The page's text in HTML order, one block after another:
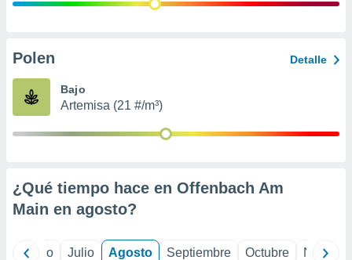
publicidad
de
Polen Detalle
Bajo
Artemisa (21 #/m³)
¿Qué tiempo hace en Offenbach Am
Main en agosto?
Junio Julio Agosto Septiembre Octubre